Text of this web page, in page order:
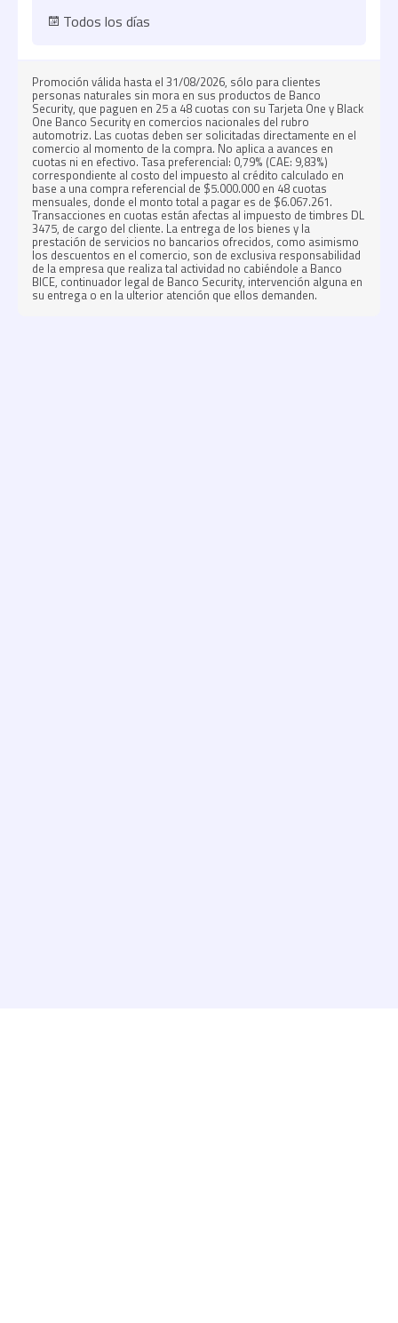
Todos los días
Promoción válida hasta el 31/08/2026, sólo para clientes
personas naturales sin mora en sus productos de Banco
Security, que paguen en 25 a 48 cuotas con su Tarjeta One y Black
One Banco Security en comercios nacionales del rubro
automotriz. Las cuotas deben ser solicitadas directamente en el
comercio al momento de la compra. No aplica a avances en
cuotas ni en efectivo. Tasa preferencial: 0,79% (CAE: 9,83%)
correspondiente al costo del impuesto al crédito calculado en
base a una compra referencial de $5.000.000 en 48 cuotas
mensuales, donde el monto total a pagar es de $6.067.261.
Transacciones en cuotas están afectas al impuesto de timbres DL
3475, de cargo del cliente. La entrega de los bienes y la
prestación de servicios no bancarios ofrecidos, como asimismo
los descuentos en el comercio, son de exclusiva responsabilidad
de la empresa que realiza tal actividad no cabiéndole a Banco
BICE, continuador legal de Banco Security, intervención alguna en
su entrega o en la ulterior atención que ellos demanden.